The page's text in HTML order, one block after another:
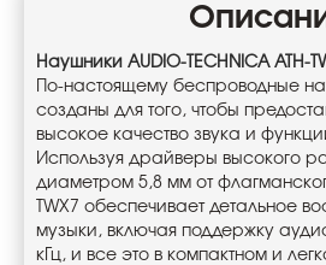
Наушники AUDIO-TECHNICA ATH-
По-настоящему беспроводные
созданы для того, чтобы
высокое качество звука и
Используя драйверы высокого
диаметром 5,8 мм от
TWX7 обеспечивает детальное
музыки, включая поддержку
кГц, и все это в компактном и